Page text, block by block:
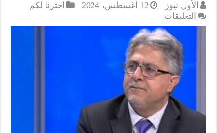
الأول نيوز
12 أغسطس، 2024
اخترنا لكم
التعليقات
خطاب
الدولة
المفلسة
مغلقة